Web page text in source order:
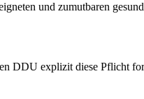
und zumutbaren
DDU explizit diese Pflicht